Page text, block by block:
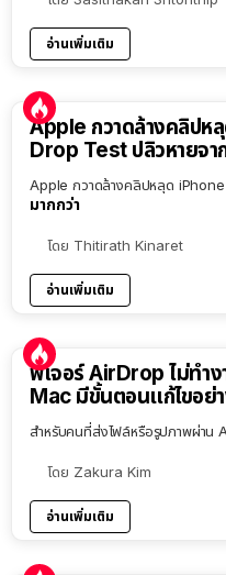
อ่านเพิ่มเติม
Apple กวาดล้างคลิปห
Drop Test ปลิวหายจา
Apple กวาดล้างคลิปหลุด
มากกว่า
โดย Thitirath Kinaret
อ่านเพิ่มเติม
ฟีเจอร์ AirDrop ไม่ทำ
Mac มีขั้นตอนแก้ไขอย่า
สำหรับคนที่ส่งไฟล์หรือรูปภาพผ่าน
โดย Zakura Kim
อ่านเพิ่มเติม